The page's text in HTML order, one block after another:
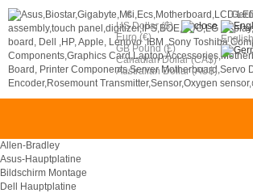
English
€
US Dollar ($)
Euro (€)
GB Pound (£)
Canadian Dollar (CA$)
Australian Dollar (AU$)
Allen-Bradley
Asus-Hauptplatine
Bildschirm Montage
Dell Hauptplatine